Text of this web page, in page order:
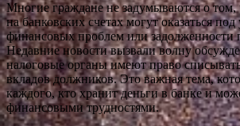
Многие граждане не задумываются о том,
на банковских счетах могут оказаться под
финансовых проблем или задолженности
Недавние новости вызвали волну
налоговые органы имеют право
вкладов должников. Это важная тема,
каждого, кто хранит деньги в банке и
финансовыми трудностями.